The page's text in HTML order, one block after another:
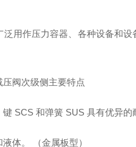
用作压力容器、各种设备和
阀次级侧主要特点
SCS 和弹簧 SUS 具有优异的
体。 （金属板型）